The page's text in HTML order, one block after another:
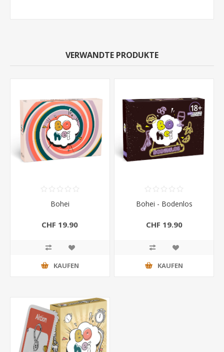
VERWANDTE PRODUKTE
Bohei
CHF 19.90
KAUFEN
Bohei - Bodenlos
CHF 19.90
KAUFEN